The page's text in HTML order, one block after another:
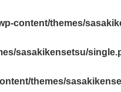
content/themes/
sasakikensetsu/
themes/